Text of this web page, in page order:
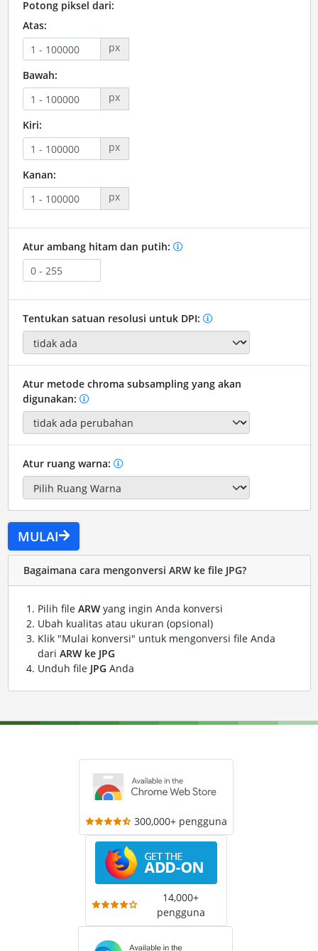
Potong piksel dari:
Atas:
px
Bawah:
px
Kiri:
px
Kanan:
px
Atur ambang hitam dan putih:
Tentukan satuan resolusi untuk DPI:
Atur metode chroma subsampling yang akan
digunakan:
Atur ruang warna:
MULAI
Bagaimana cara mengonversi ARW ke file JPG?
Pilih file ARWyang ingin Anda konversi
Ubah kualitas atau ukuran (opsional)
Klik "Mulai konversi" untuk mengonversi file Anda
dari ARW ke JPG
Unduh file JPG Anda
300,000+ pengguna
14,000+
pengguna